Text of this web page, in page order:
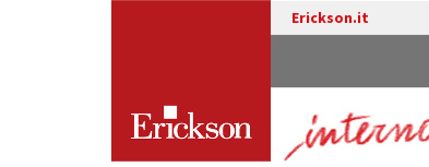
Erickson.it